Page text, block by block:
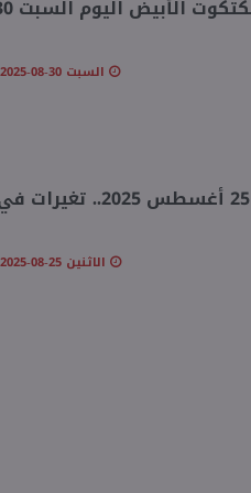
«في الشركات
السبت 30-08-2025 10:26 صـ
سعر الكتكوت الأبيض اليوم الأثنين 25 أغسطس 2025..
الاثنين 25-08-2025 09:28 صـ